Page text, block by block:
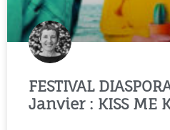
FESTIVAL
Janvier : KISS ME